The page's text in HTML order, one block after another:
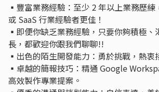
▪豐富業務經驗：至少 2 年以上業務歷練
或 SaaS 行業經驗者更佳！
▪即便你缺乏業務經驗，只要你夠積極、
長，都歡迎你跟我們聊聊!!
▪出色的陌生開發能力：勇於挑戰，熱衷
▪卓越的簡報技巧：精通 Google
高效製作專業提案。